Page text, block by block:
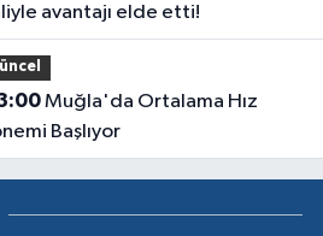
avantajı elde etti!
Muğla'da Ortalama Hız
Başlıyor